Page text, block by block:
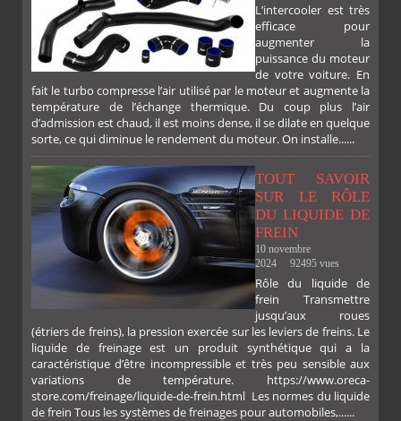
L’intercooler est très
efficace pour
augmenter la
puissance du moteur
de votre voiture. En
fait le turbo compresse l’air utilisé par le moteur et augmente la
température de l’échange thermique. Du coup plus l’air
d’admission est chaud, il est moins dense, il se dilate en quelque
sorte, ce qui diminue le rendement du moteur. On installe......
TOUT SAVOIR
SUR LE RÔLE
DU LIQUIDE DE
FREIN
10 novembre
2024
92495 vues
Rôle du liquide de
frein Transmettre
jusqu’aux roues
(étriers de freins), la pression exercée sur les leviers de freins. Le
liquide de freinage est un produit synthétique qui a la
caractéristique d’être incompressible et très peu sensible aux
variations de température. https://www.oreca-
store.com/freinage/liquide-de-frein.html Les normes du liquide
de frein Tous les systèmes de freinages pour automobiles,......